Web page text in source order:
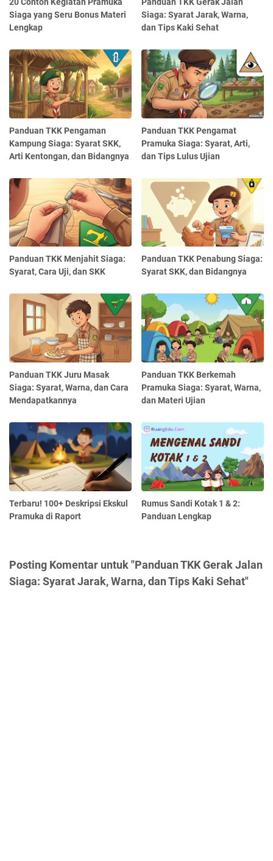
Siaga yang Seru Bonus Materi
Lengkap
Siaga: Syarat Jarak, Warna,
dan Tips Kaki Sehat
Panduan TKK Pengaman
Kampung Siaga: Syarat SKK,
Arti Kentongan, dan Bidangnya
Panduan TKK Pengamat
Pramuka Siaga: Syarat, Arti,
dan Tips Lulus Ujian
Panduan TKK Menjahit Siaga:
Syarat, Cara Uji, dan SKK
Panduan TKK Penabung Siaga:
Syarat SKK, dan Bidangnya
Panduan TKK Juru Masak
Siaga: Syarat, Warna, dan Cara
Mendapatkannya
Panduan TKK Berkemah
Pramuka Siaga: Syarat, Warna,
dan Materi Ujian
Terbaru! 100+ Deskripsi Ekskul
Pramuka di Raport
Rumus Sandi Kotak 1 & 2:
Panduan Lengkap
Posting Komentar untuk "Panduan TKK Gerak Jalan
Siaga: Syarat Jarak, Warna, dan Tips Kaki Sehat"